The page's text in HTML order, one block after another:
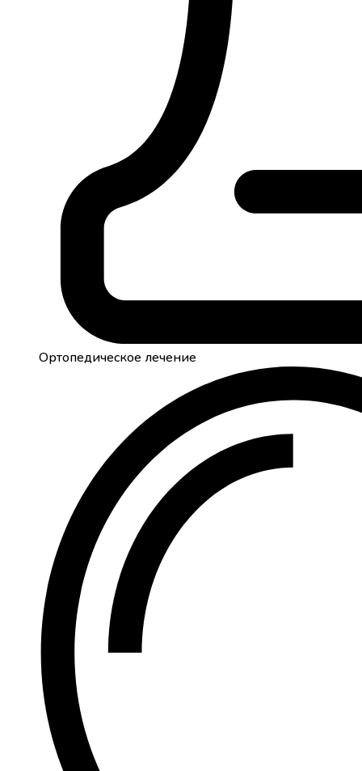
Ортопедическое лечение